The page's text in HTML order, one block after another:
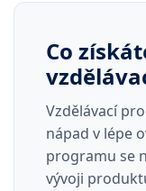
Co
Vzdělávací
nápad v lépe
programu se
vývoji